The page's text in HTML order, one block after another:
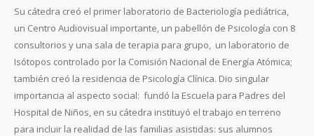
Su cátedra creó el primer laboratorio de Bacteriología pediátrica,
un Centro Audiovisual importante, un pabellón de Psicología con 8
consultorios y una sala de terapia para grupo, un laboratorio de
Isótopos controlado por la Comisión Nacional de Energía Atómica;
también creó la residencia de Psicología Clínica. Dio singular
importancia al aspecto social: fundó la Escuela para Padres del
Hospital de Niños, en su cátedra instituyó el trabajo en terreno
para incluir la realidad de las familias asistidas: sus alumnos